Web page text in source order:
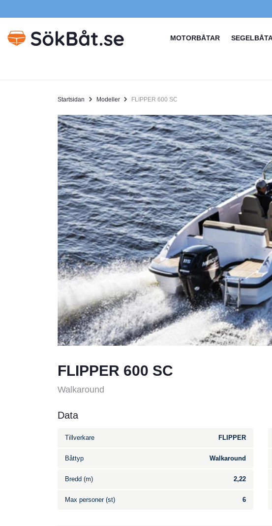
MOTORBÅTAR
Startsidan Modeller FLIPPER 600 SC
FLIPPER 600 SC
Walkaround
Data
Tillverkare FLIPPER
Båttyp Walkaround
Bredd (m) 2,22
Max personer (st) 6